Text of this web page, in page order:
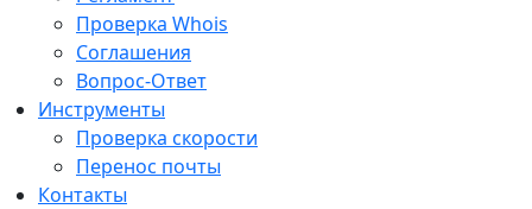
Проверка Whois
Соглашения
Вопрос-Ответ
Инструменты
Проверка скорости
Перенос почты
Контакты